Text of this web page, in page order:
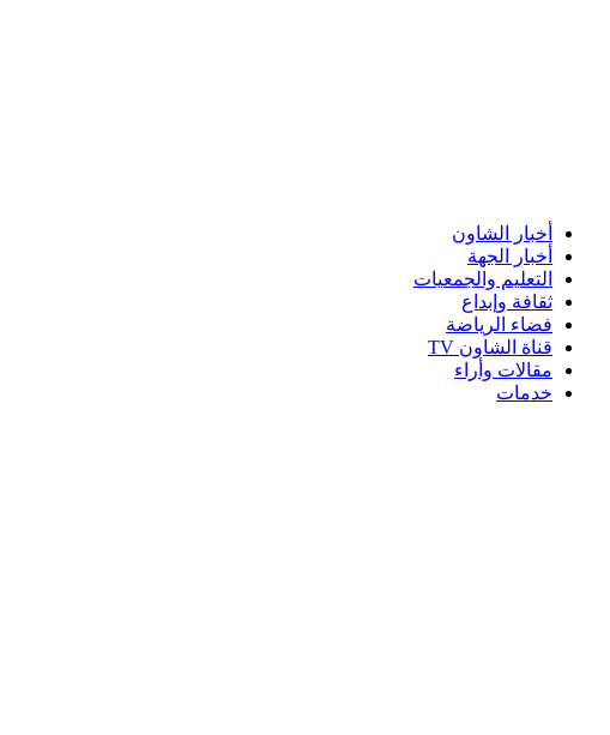
أخبار الشاون
أخبار الجهة
التعليم والجمعيات
ثقافة وإبداع
فضاء الرياضة
قناة الشاون TV
مقالات وأراء
خدمات